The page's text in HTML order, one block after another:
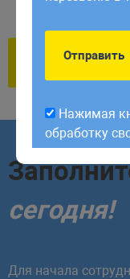
сегодня!
Для начала
обработку
Отправить
Нажимая
обработку